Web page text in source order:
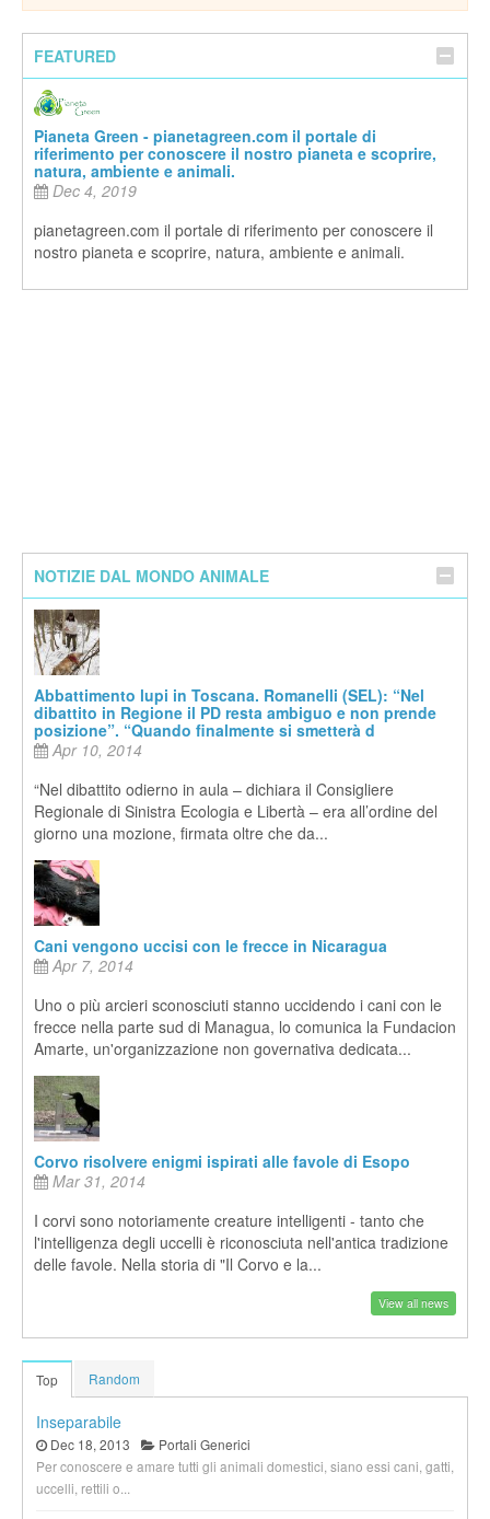
FEATURED
Pianeta Green - pianetagreen.com il portale di
riferimento per conoscere il nostro pianeta e scoprire,
natura, ambiente e animali.
Dec 4, 2019
pianetagreen.com il portale di riferimento per conoscere il
nostro pianeta e scoprire, natura, ambiente e animali.
NOTIZIE DAL MONDO ANIMALE
Abbattimento lupi in Toscana. Romanelli (SEL): “Nel
dibattito in Regione il PD resta ambiguo e non prende
posizione”. “Quando finalmente si smetterà d
Apr 10, 2014
“Nel dibattito odierno in aula – dichiara il Consigliere
Regionale di Sinistra Ecologia e Libertà – era all’ordine del
giorno una mozione, firmata oltre che da...
Cani vengono uccisi con le frecce in Nicaragua
Apr 7, 2014
Uno o più arcieri sconosciuti stanno uccidendo i cani con le
frecce nella parte sud di Managua, lo comunica la Fundacion
Amarte, un'organizzazione non governativa dedicata...
Corvo risolvere enigmi ispirati alle favole di Esopo
Mar 31, 2014
I corvi sono notoriamente creature intelligenti - tanto che
l'intelligenza degli uccelli è riconosciuta nell'antica tradizione
delle favole. Nella storia di "Il Corvo e la...
View all news
Top Random
Inseparabile
Dec 18, 2013
Portali Generici
Per conoscere e amare tutti gli animali domestici, siano essi cani, gatti,
uccelli, rettili o...